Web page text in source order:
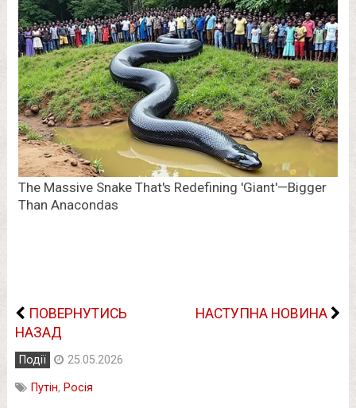
ПОВЕРНУТИСЬ
НАЗАД
НАСТУПНА НОВИНА
Події 25.05.2026
Путін, Росія